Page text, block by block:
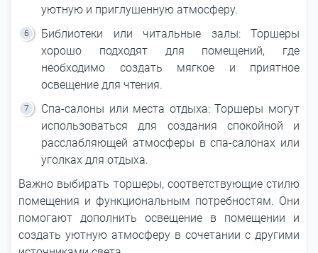
уютную и приглушенную атмосферу.
Библиотеки или читальные залы: Торшеры
хорошо подходят для помещений, где
необходимо создать мягкое и приятное
освещение для чтения.
Спа-салоны или места отдыха: Торшеры могут
использоваться для создания спокойной и
расслабляющей атмосферы в спа-салонах или
уголках для отдыха.
Важно выбирать торшеры, соответствующие стилю
помещения и функциональным потребностям. Они
помогают дополнить освещение в помещении и
создать уютную атмосферу в сочетании с другими